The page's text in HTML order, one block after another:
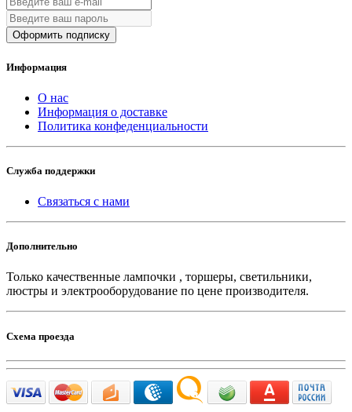
Оформить подписку
Информация
О нас
Информация о доставке
Политика конфеденциальности
Служба поддержки
Связаться с нами
Дополнительно
Только качественные лампочки , торшеры, светильники,
люстры и электрооборудование по цене производителя.
Схема проезда